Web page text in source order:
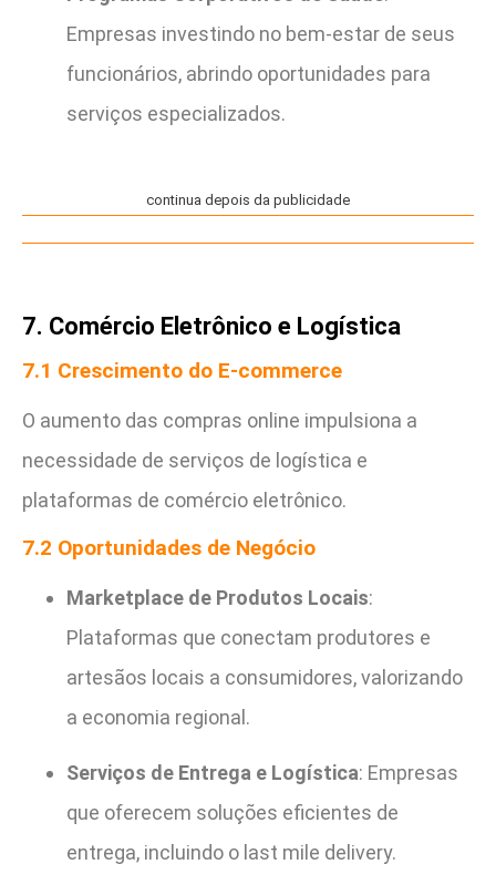
Empresas investindo no bem-estar de seus
funcionários, abrindo oportunidades para
serviços especializados.
continua depois da publicidade
7. Comércio Eletrônico e Logística
7.1 Crescimento do E-commerce
O aumento das compras online impulsiona a
necessidade de serviços de logística e
plataformas de comércio eletrônico.
7.2 Oportunidades de Negócio
Marketplace de Produtos Locais:
Plataformas que conectam produtores e
artesãos locais a consumidores, valorizando
a economia regional.
Serviços de Entrega e Logística: Empresas
que oferecem soluções eficientes de
entrega, incluindo o last mile delivery.